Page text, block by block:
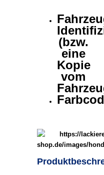
(bzw.
eine
Kopie
vom